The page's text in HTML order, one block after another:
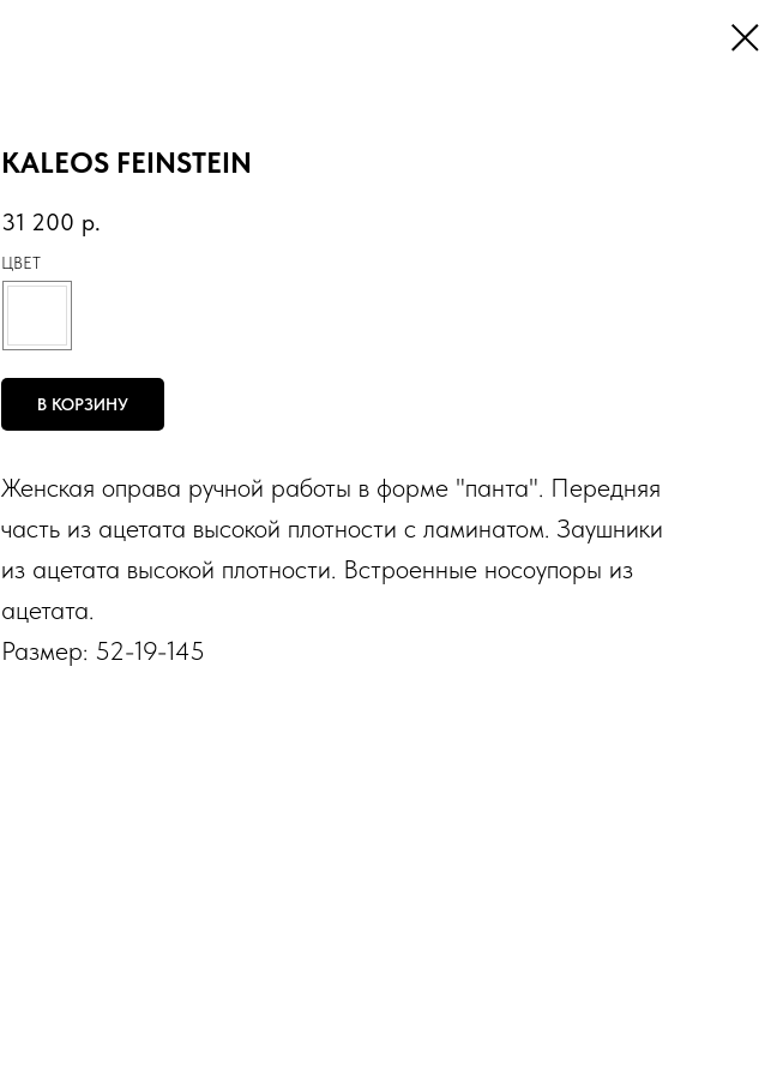
KALEOS FEINSTEIN
31 200 р.
ЦВЕТ
В КОРЗИНУ
Женская оправа ручной работы в форме "панта". Передняя
часть из ацетата высокой плотности с ламинатом. Заушники
из ацетата высокой плотности. Встроенные носоупоры из
ацетата.
Размер: 52-19-145